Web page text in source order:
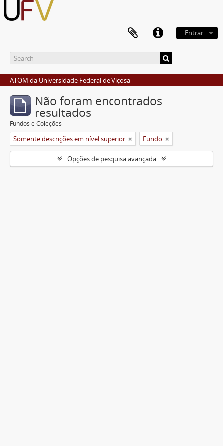
Entrar
ATOM da Universidade Federal de Viçosa
Não foram encontrados
resultados
Fundos e Coleções
Somente descrições em nível superior Fundo
Opções de pesquisa avançada